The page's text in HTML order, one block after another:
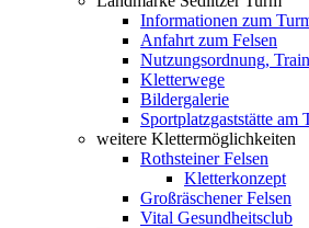
Informationen zum
Anfahrt zum Felsen
Nutzungsordnung,
Kletterwege
Bildergalerie
Sportplatzgaststätte am
weitere Klettermöglichkeiten
Rothsteiner Felsen
Kletterkonzept
Großräschener Felsen
Vital Gesundheitsclub